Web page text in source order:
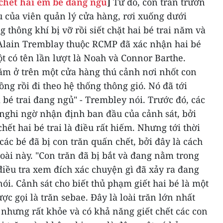
của viên quản lý cửa hàng, rơi xuống dưới
thông khí bị vỡ rồi siết chặt hai bé trai năm và
Tremblay thuộc RCMP đã xác nhận hai bé
có tên lần lượt là Noah và Connor Barthe.
ở trên một cửa hàng thú cảnh nơi nhốt con
rồi đi theo hệ thống thông gió. Nó đã tới
trai đang ngủ" - Trembley nói. Trước đó, các
ngờ nhận định ban đầu của cảnh sát, bởi
hai bé trai là điều rất hiếm. Nhưng tới thời
bé đã bị con trăn quấn chết, bởi đây là cách
này. "Con trăn đã bị bắt và đang nằm trong
tra xem đích xác chuyện gì đã xảy ra đang
Cảnh sát cho biết thủ phạm giết hai bé là một
gọi là trăn sebae. Đây là loài trăn lớn nhất
rất khỏe và có khả năng giết chết các con